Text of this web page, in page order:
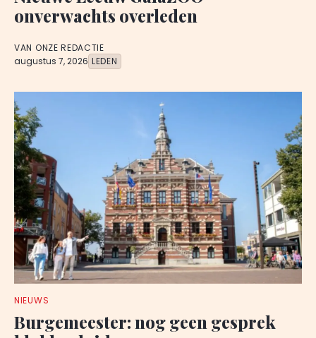
onverwachts overleden
VAN ONZE REDACTIE
augustus 7, 2026 LEDEN
NIEUWS
Burgemeester: nog geen gesprek